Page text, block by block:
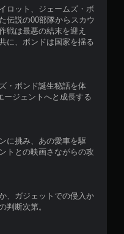
ロット、ジェームズ・ボ
伝説の00部隊からスカウ
戦は最悪の結末を迎え
に、ボンドは国家を揺る
・ボンド誕生秘話を体
ージェントへと成長する
に挑み、あの愛車を駆
トとの映画さながらの攻
、ガジェットでの侵入か
断次第。